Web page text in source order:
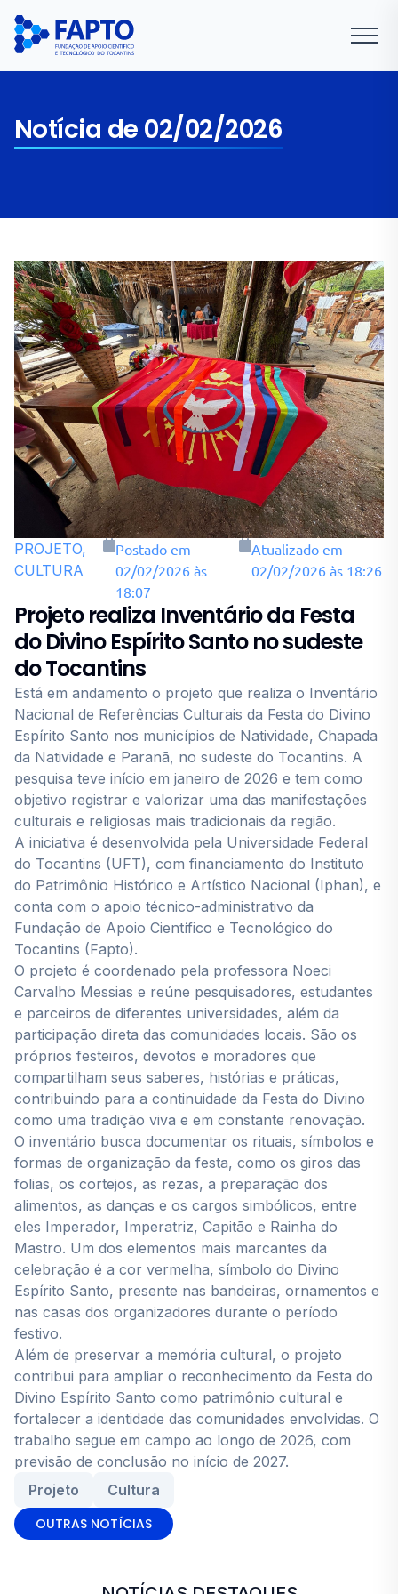
Notícia de 02/02/2026
PROJETO,
CULTURA
Postado em
02/02/2026 às
18:07
Atualizado em
02/02/2026 às 18:26
Projeto realiza Inventário da Festa
do Divino Espírito Santo no sudeste
do Tocantins
Está em andamento o projeto que realiza o Inventário
Nacional de Referências Culturais da Festa do Divino
Espírito Santo nos municípios de Natividade, Chapada
da Natividade e Paranã, no sudeste do Tocantins. A
pesquisa teve início em janeiro de 2026 e tem como
objetivo registrar e valorizar uma das manifestações
culturais e religiosas mais tradicionais da região.
A iniciativa é desenvolvida pela Universidade Federal
do Tocantins (UFT), com financiamento do Instituto
do Patrimônio Histórico e Artístico Nacional (Iphan), e
conta com o apoio técnico-administrativo da
Fundação de Apoio Científico e Tecnológico do
Tocantins (Fapto).
O projeto é coordenado pela professora Noeci
Carvalho Messias e reúne pesquisadores, estudantes
e parceiros de diferentes universidades, além da
participação direta das comunidades locais. São os
próprios festeiros, devotos e moradores que
compartilham seus saberes, histórias e práticas,
contribuindo para a continuidade da Festa do Divino
como uma tradição viva e em constante renovação.
O inventário busca documentar os rituais, símbolos e
formas de organização da festa, como os giros das
folias, os cortejos, as rezas, a preparação dos
alimentos, as danças e os cargos simbólicos, entre
eles Imperador, Imperatriz, Capitão e Rainha do
Mastro. Um dos elementos mais marcantes da
celebração é a cor vermelha, símbolo do Divino
Espírito Santo, presente nas bandeiras, ornamentos e
nas casas dos organizadores durante o período
festivo.
Além de preservar a memória cultural, o projeto
contribui para ampliar o reconhecimento da Festa do
Divino Espírito Santo como patrimônio cultural e
fortalecer a identidade das comunidades envolvidas. O
trabalho segue em campo ao longo de 2026, com
previsão de conclusão no início de 2027.
Projeto
Cultura
OUTRAS NOTÍCIAS